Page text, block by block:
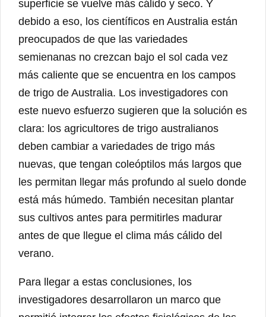
superficie se vuelve más cálido y seco. Y
debido a eso, los científicos en Australia están
preocupados de que las variedades
semienanas no crezcan bajo el sol cada vez
más caliente que se encuentra en los campos
de trigo de Australia. Los investigadores con
este nuevo esfuerzo sugieren que la solución es
clara: los agricultores de trigo australianos
deben cambiar a variedades de trigo más
nuevas, que tengan coleóptilos más largos que
les permitan llegar más profundo al suelo donde
está más húmedo. También necesitan plantar
sus cultivos antes para permitirles madurar
antes de que llegue el clima más cálido del
verano.
Para llegar a estas conclusiones, los
investigadores desarrollaron un marco que